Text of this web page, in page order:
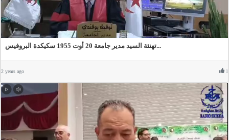
تهنئة السيد مدير جامعة 20 أوت 1955 سكيكدة البروفيس...
2 years ago 1